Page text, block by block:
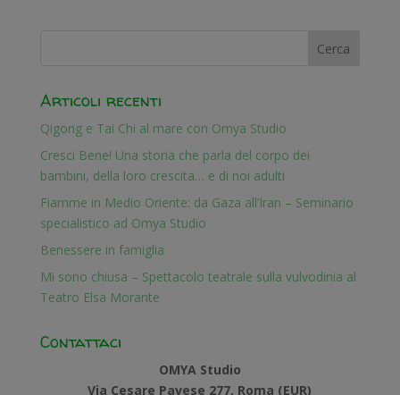
Articoli recenti
Qigong e Tai Chi al mare con Omya Studio
Cresci Bene! Una storia che parla del corpo dei
bambini, della loro crescita… e di noi adulti
Fiamme in Medio Oriente: da Gaza all’Iran – Seminario
specialistico ad Omya Studio
Benessere in famiglia
Mi sono chiusa – Spettacolo teatrale sulla vulvodinia al
Teatro Elsa Morante
Contattaci
OMYA Studio
Via Cesare Pavese 277, Roma (EUR)